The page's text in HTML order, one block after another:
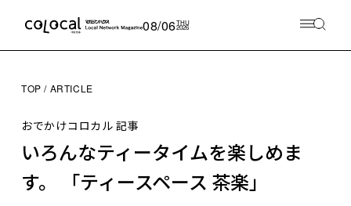
08/06THU
2026
TOP ARTICLE
おでかけコロカル 記事
いろんなティータイムを楽しめま
す。 「ティースペース 茶楽」